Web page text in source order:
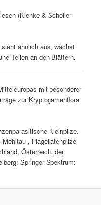
(Klenke & Scholler
sieht ähnlich aus, wächst
Telien an den Blättern.
mit besonderer
zur Kryptogamenflora
Kleinpilze.
, Flagellatenpilze
Österreich, der
Springer Spektrum: